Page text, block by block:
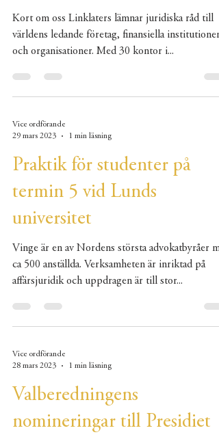
Kort om oss Linklaters lämnar juridiska råd till
världens ledande företag, finansiella institutioner
och organisationer. Med 30 kontor i...
Vice ordförande
29 mars 2023
1 min läsning
Praktik för studenter på
termin 5 vid Lunds
universitet
Vinge är en av Nordens största advokatbyråer
ca 500 anställda. Verksamheten är inriktad på
affärsjuridik och uppdragen är till stor...
Vice ordförande
28 mars 2023
1 min läsning
Valberedningens
nomineringar till Presidiet